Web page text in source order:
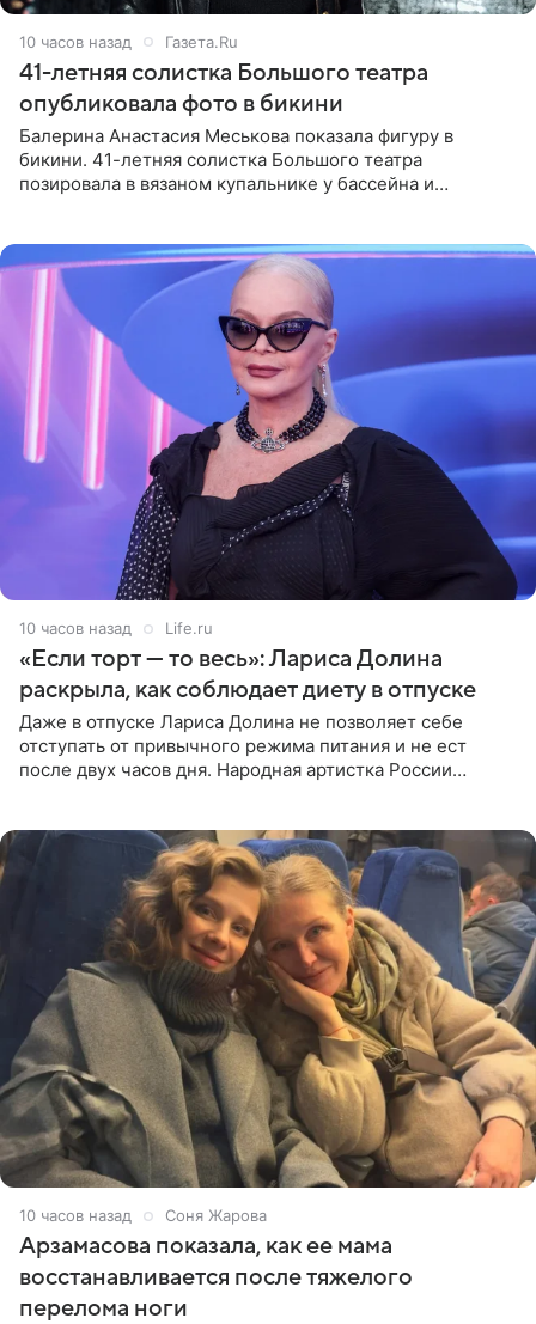
10 часов назад Газета.Ru
41-летняя солистка Большого театра
опубликовала фото в бикини
Балерина Анастасия Меськова показала фигуру в
бикини. 41-летняя солистка Большого театра
позировала в вязаном купальнике у бассейна и
10 часов назад Life.ru
«Если торт — то весь»: Лариса Долина
раскрыла, как соблюдает диету в отпуске
Даже в отпуске Лариса Долина не позволяет себе
отступать от привычного режима питания и не ест
после двух часов дня. Народная артистка России
10 часов назад Соня Жарова
Арзамасова показала, как ее мама
восстанавливается после тяжелого
перелома ноги